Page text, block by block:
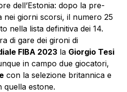
dell’Estonia: dopo la pre-
giorni scorsi, il numero 25
nella lista definitiva dei 14.
di gare dei gironi di
FIBA 2023 la Giorgio Tesi
in campo due giocatori,
con la selezione britannica e
quella estone.